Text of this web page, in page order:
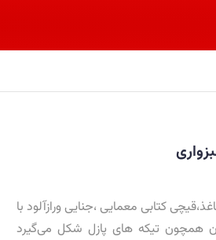
کتابی معمایی ،جنایی ورازآلود با
همچون تیکه های پازل شکل می‌گیرد